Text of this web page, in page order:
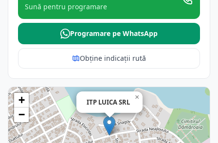
Sună pentru programare
Programare pe WhatsApp
Obține indicații rută
ITP LUICA SRL
×
+
−